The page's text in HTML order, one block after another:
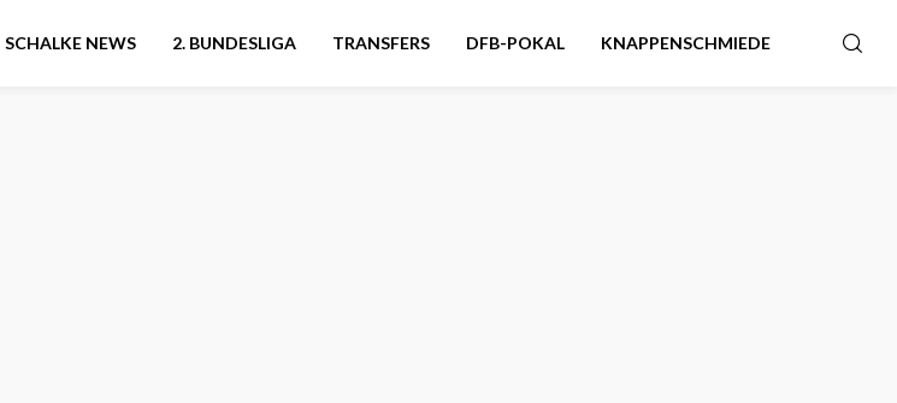
SCHALKE NEWS 2. BUNDESLIGA TRANSFERS DFB-POKAL KNAPPENSCHMIEDE